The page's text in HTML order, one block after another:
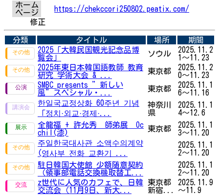
ホーム
ページ
https://chekccori250802.peatix.com/
修正
分類 タイトル 場所
期間
2025「大韓民国観光記念品博
覧会」
ソウル
2025.11.2
1～11.23
2025年東日本韓国語教師 教育
研究 学術大会 & ...
東京都
2025.11.2
0～11.23
SMBC presents ”新しい
風”スペシャル・...
東京都
2025.11.1
6～11.16
한일국교정상화 60주년 기념
「︎정치·외교·경제·...
神奈川
県
2025.11.1
4～12.6
全龍福 + 許允秀 師弟展 Oc
chil(漆)
東京都
2025.11.1
3～11.20
주일한국대사관 소액수의계약
(영사부 전화 교환기 ...
2025.11.1
2～11.20
駐日韓国大使館 少額随意契約
（領事部電話交換機取替工...
2025.11.1
2～11.20
z世代に人気のカフェで、日韓
交流会（11月9日、新大...
東京都
新宿...
2025.11.9
～11.9